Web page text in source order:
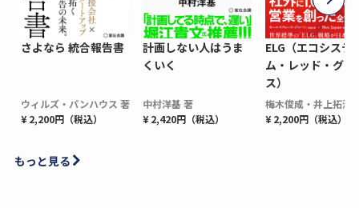
さよなら 統合報告書
ウィルズ・パンハウス 著
¥ 2,200円（税込）
計画しない人はうま
くいく
中村洋基 著
¥ 2,420円（税込）
ELG（エコシステ
ム・レッド・グロ
ス）
梅木俊成・井上拓海
¥ 2,200円（税込）
もっと見る